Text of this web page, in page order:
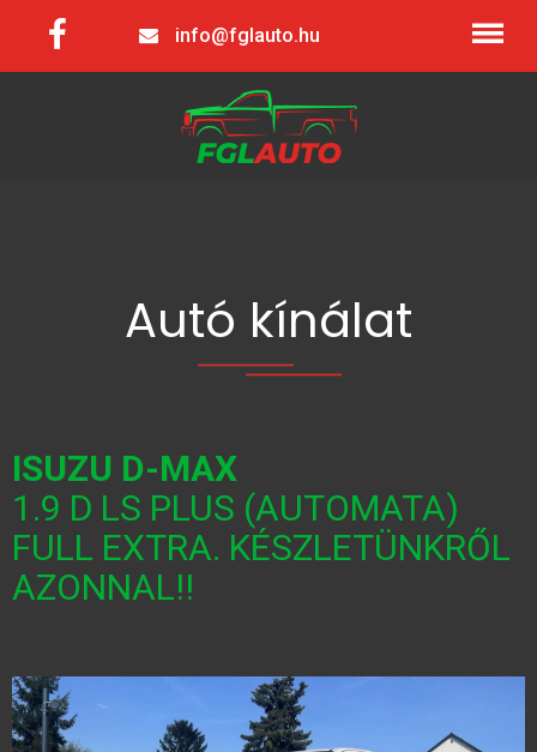
info@fglauto.hu
Autó kínálat
ISUZU D-MAX
1.9 D LS PLUS (AUTOMATA)
FULL EXTRA. KÉSZLETÜNKRŐL
AZONNAL!!